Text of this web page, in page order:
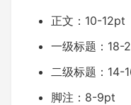
正文：10-12pt
一级标题：18-
二级标题：14-
脚注：8-9pt